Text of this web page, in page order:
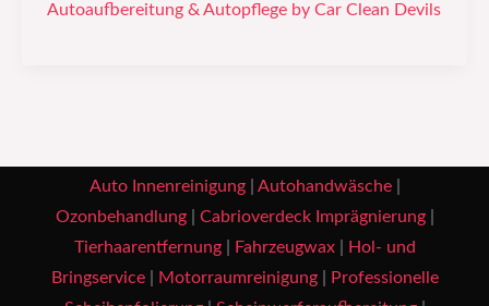
Autoaufbereitung & Autopflege by Car Clean Devils
Auto Innenreinigung| Autohandwäsche|
Ozonbehandlung| Cabrioverdeck Imprägnierung|
Tierhaarentfernung| Fahrzeugwax|
Hol- und
Bringservice| Motorraumreinigung|
Professionelle